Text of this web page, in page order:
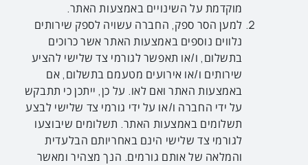
מוקדמת על השינויים באמצעות האתר.
למען הסר ספק, החברה עשויה לספק שירותים
נלווים נוספים באמצעות האתר אשר כרוכים
בתשלום, ו/או תאפשר לגורמי צד שלישי להציע
שירותים ו/או אירועים מטעמם בתשלום, אם
באמצעות האתר ואם לאו. על כן, ייתכן כי תתבקש
על ידי החברה ו/או על ידי גורמי צד שלישי לבצע
תשלומים באמצעות האתר. תשלומים שיבוצעו
לגורמי צד שלישי הינם באחריותם הבלעדית
והמלאה של אותם גורמים. הנך מצהיר ומאשר